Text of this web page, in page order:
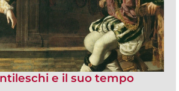
e il suo tempo